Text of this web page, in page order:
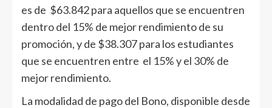
es de $63.842 para aquellos que se encuentren
dentro del 15% de mejor rendimiento de su
promoción, y de $38.307 para los estudiantes
que se encuentren entre el 15% y el 30% de
mejor rendimiento.
La modalidad de pago del Bono, disponible desde